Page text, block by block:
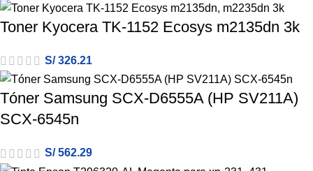
Toner Kyocera TK-1152 Ecosys m2135dn 3k
S/326.21
Tóner Samsung SCX-D6555A (HP SV211A)
SCX-6545n
S/562.29